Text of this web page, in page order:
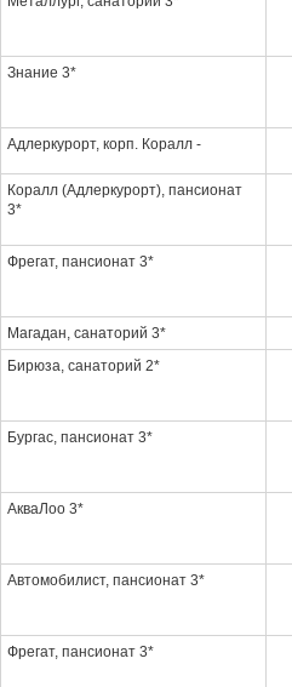
Знание 3*
Адлеркурорт, корп. Коралл -
Коралл (Адлеркурорт), пансионат
3*
Фрегат, пансионат 3*
Магадан, санаторий 3*
Бирюза, санаторий 2*
Бургас, пансионат 3*
АкваЛоо 3*
Автомобилист, пансионат 3*
Фрегат, пансионат 3*